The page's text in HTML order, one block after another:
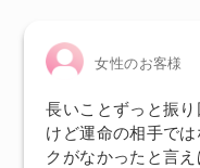
女性のお客様
長いことずっと振
けど運命の相手で
クがなかったと言